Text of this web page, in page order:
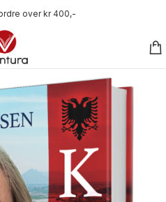
over kr 400,-